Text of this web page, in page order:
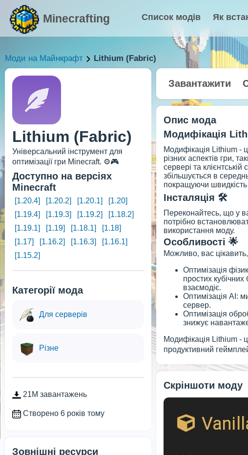
Minecrafting Список модів Як
Моди на Майнкрафт Lithium (Fabric)
Lithium (Fabric)
Універсальний інструмент для
оптимізації гри Minecraft. ⚙️🎮
Доступно на версіях
Minecraft
[1.20.4] [1.20.2] [1.20.1]
[1.20]
[1.19.4]
[1.19.3] [1.19.2]
[1.18.2]
[1.19.1]
[1.19] [1.18.1]
[1.18]
[1.17]
[1.16.2] [1.16.3]
[1.16.1]
[1.15.2]
Категорії мода
Для серверів
Різне
21M завантажень
Створено 6 років тому
Зовнішні ресурси
Завантажити
Опис мода
Модифікація
Модифікація Lithium -
різних аспектів гри,
сервері та
збільшується в
покращуючи швидкість
Інсталяція 🛠️
Переконайтесь, що у
потрібно
використання моду.
Особливості 🌟
Можливо, вас
Оптимізація
простих
взаємодіє.
Оптимізація AI:
сервер.
Оптимізація
знижує
Модифікація Lithium -
продуктивний
Скріншоти моду